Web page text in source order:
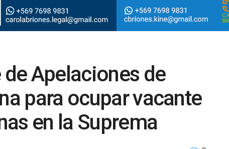
Apelaciones de
para ocupar vacante
en la Suprema